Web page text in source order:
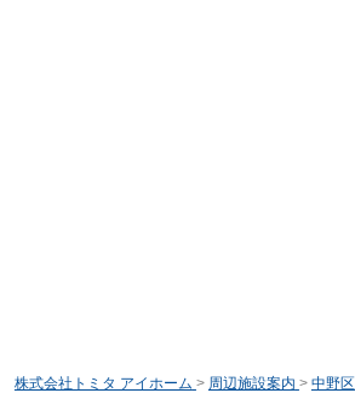
株式会社トミタ アイホーム > 周辺施設案内 > 中野区